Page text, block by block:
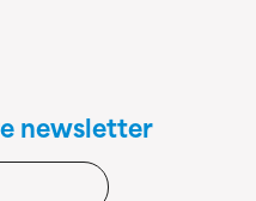
newsletter